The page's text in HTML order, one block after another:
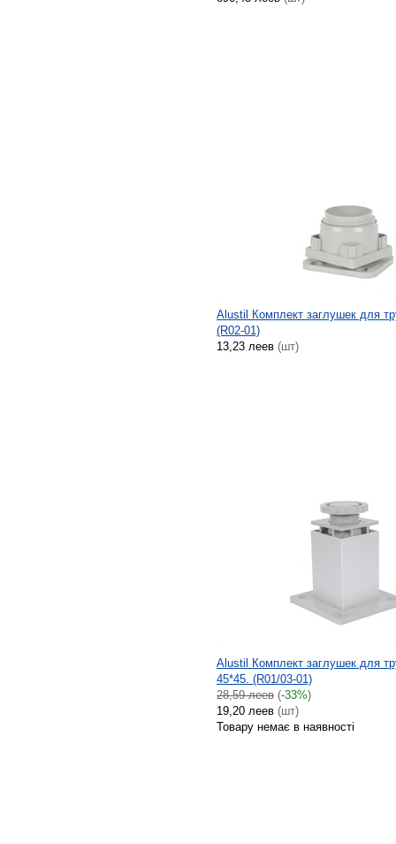
Alustil Комплект заглушек для
(R02-01)
13,23 леев (шт)
Alustil Комплект заглушек для
45*45. (R01/03-01)
28,59 леев (-33%)
19,20 леев (шт)
Товару немає в наявності